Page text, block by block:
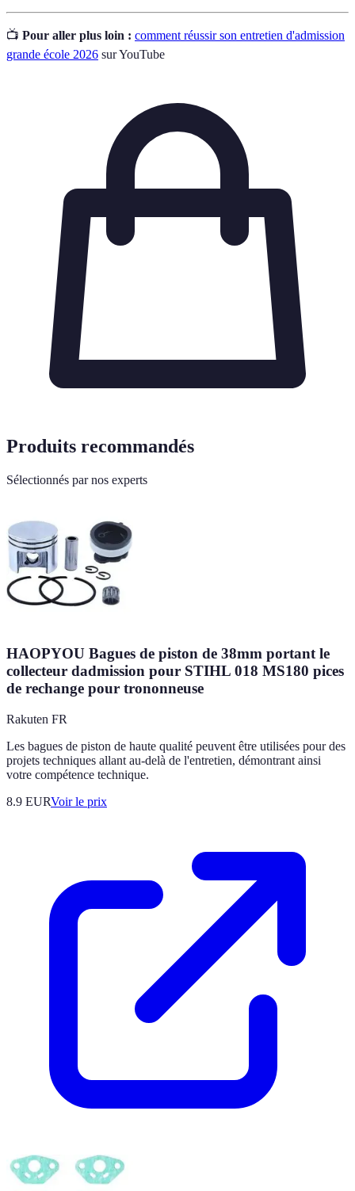
📺 Pour aller plus loin : comment réussir son entretien d'admission
grande école 2026 sur YouTube
Produits recommandés
Sélectionnés par nos experts
HAOPYOU Bagues de piston de 38mm portant le
collecteur dadmission pour STIHL 018 MS180 pices
de rechange pour trononneuse
Rakuten FR
Les bagues de piston de haute qualité peuvent être utilisées pour des
projets techniques allant au-delà de l'entretien, démontrant ainsi
votre compétence technique.
8.9 EURVoir le prix